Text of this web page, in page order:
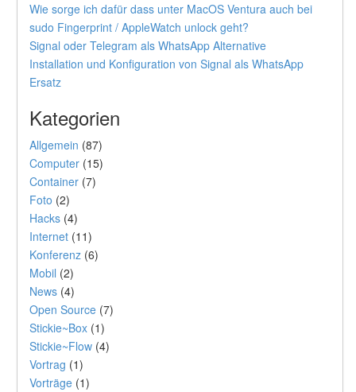
Wie sorge ich dafür dass unter MacOS Ventura auch bei
sudo Fingerprint / AppleWatch unlock geht?
Signal oder Telegram als WhatsApp Alternative
Installation und Konfiguration von Signal als WhatsApp
Ersatz
Kategorien
Allgemein (87)
Computer (15)
Container (7)
Foto (2)
Hacks (4)
Internet (11)
Konferenz (6)
Mobil (2)
News (4)
Open Source (7)
Stickie~Box (1)
Stickie~Flow (4)
Vortrag (1)
Vorträge (1)